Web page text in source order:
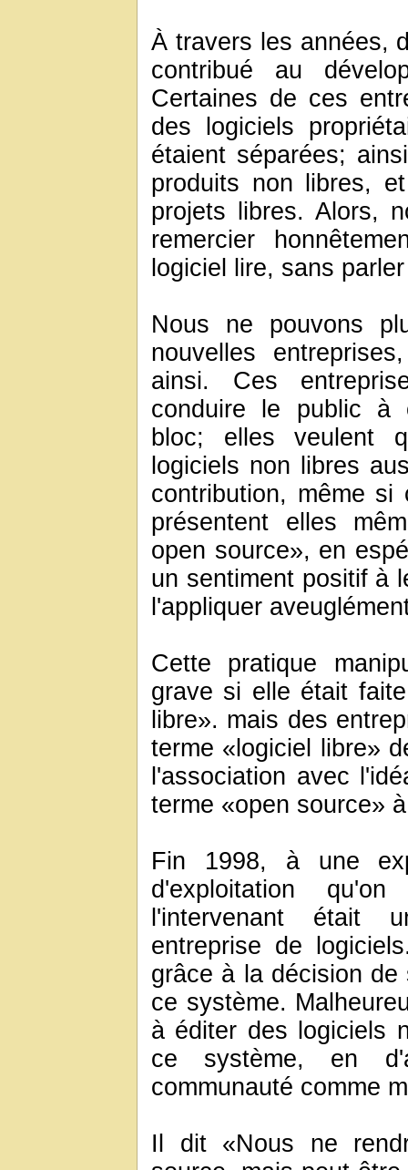
À travers les années,
contribué au
Certaines de ces
des logiciels
étaient séparées;
produits non libres,
projets libres. Alors,
remercier
logiciel lire, sans
Nous ne pouvons
nouvelles
ainsi. Ces
conduire le public à
bloc; elles veulent
logiciels non libres
contribution, même
présentent elles
open source», en
un sentiment positif à
l'appliquer
Cette pratique
grave si elle était
libre». mais des
terme «logiciel libre»
l'association avec
terme «open source»
Fin 1998, à une
d'exploitation
l'intervenant était
entreprise de
grâce à la décision
ce système.
à éditer des logiciels
ce système, en
communauté comme
Il dit «Nous ne